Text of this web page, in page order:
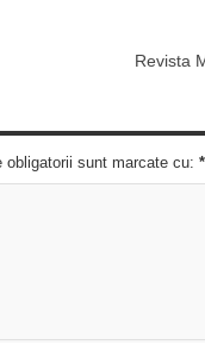
Revista
obligatorii sunt marcate cu: *